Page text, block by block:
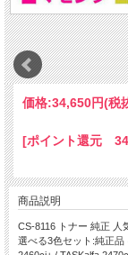
価格:34,650円(税
[ポイント還元
商品説明
CS-8116 トナー 純正 人
選べる3色セット:純正品